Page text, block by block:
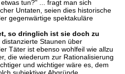
tun?" ... fragt man sich
Untaten, seien dies historische
gegenwärtige spektakuläre
so dringlich ist sie doch zu
Staunen über
Täter ist ebenso wohlfeil wie allzu
die wiederum zur Rationalisierung
und wichtiger wäre es, dem
subjektiver Abgründe